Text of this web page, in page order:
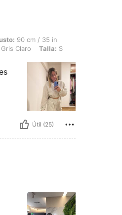
94 cm / 37 in, Forma del cuerpo:
90 cm / 35 in
Gris Claro Talla: S
Útil (25)